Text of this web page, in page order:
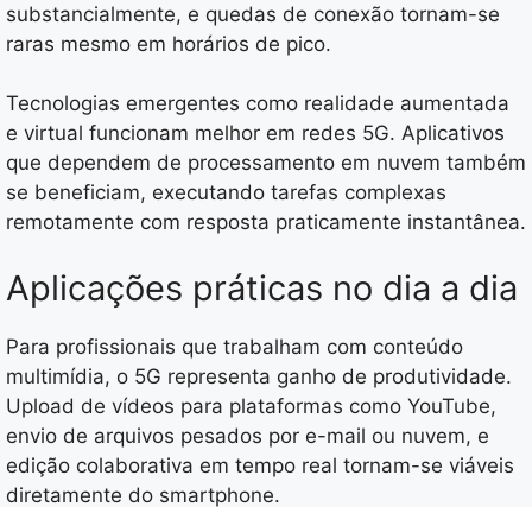
substancialmente, e quedas de conexão tornam-se
raras mesmo em horários de pico.
Tecnologias emergentes como realidade aumentada
e virtual funcionam melhor em redes 5G. Aplicativos
que dependem de processamento em nuvem também
se beneficiam, executando tarefas complexas
remotamente com resposta praticamente instantânea.
Aplicações práticas no dia a dia
Para profissionais que trabalham com conteúdo
multimídia, o 5G representa ganho de produtividade.
Upload de vídeos para plataformas como YouTube,
envio de arquivos pesados por e-mail ou nuvem, e
edição colaborativa em tempo real tornam-se viáveis
diretamente do smartphone.